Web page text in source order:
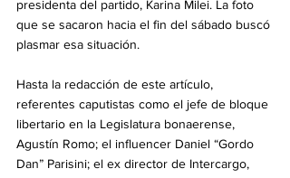
presidenta del partido, Karina Milei. La foto
que se sacaron hacia el fin del sábado buscó
plasmar esa situación.
Hasta la redacción de este artículo,
referentes caputistas como el jefe de bloque
libertario en la Legislatura bonaerense,
Agustín Romo; el influencer Daniel “Gordo
Dan” Parisini; el ex director de Intercargo,